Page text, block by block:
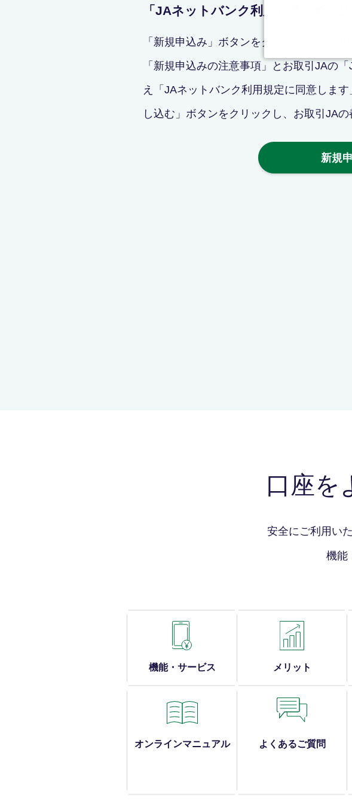
「JAネットバンク利用規定」の確認
「新規申込み」ボタンをクリックし、新規
「新規申込みの注意事項」とお取引JAの
え「JAネットバンク利用規定に同意しま
し込む」ボタンをクリックし、お取引JA
新規
口座を
安全にご利用い
機能
機能・サービス メリット
オンラインマニュアル よくあるご質問